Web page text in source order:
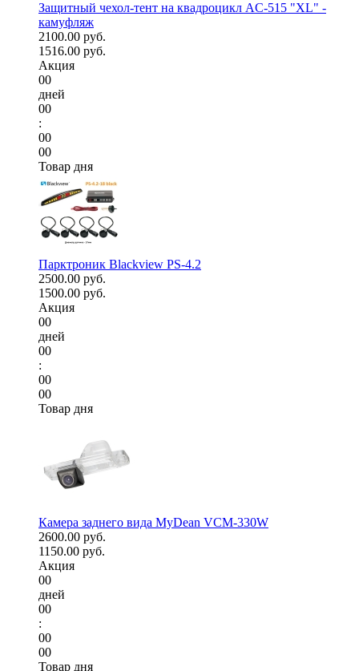
Защитный чехол-тент на квадроцикл AC-515 "XL" -
камуфляж
2100.00 руб.
1516.00 руб.
Акция
00
дней
00
:
00
00
Товар дня
Парктроник Blackview PS-4.2
2500.00 руб.
1500.00 руб.
Акция
00
дней
00
:
00
00
Товар дня
Камера заднего вида MyDean VCM-330W
2600.00 руб.
1150.00 руб.
Акция
00
дней
00
:
00
00
Товар дня